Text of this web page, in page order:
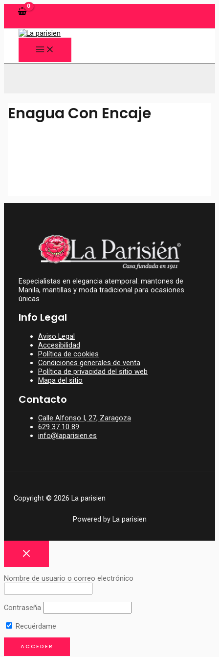
MAIN
MENU
Enagua Con Encaje
69,95
Especialistas en elegancia atemporal: mantones de
Manila, mantillas y moda tradicional para ocasiones
únicas
Info Legal
Aviso Legal
Accesibilidad
Política de cookies
Condiciones generales de venta
Política de privacidad del sitio web
Mapa del sitio
Contacto
Calle Alfonso I, 27, Zaragoza
629 37 10 89
info@laparisien.es
Copyright © 2026 La parisien
Powered by La parisien
Nombre de usuario o correo electrónico
Contraseña
Recuérdame